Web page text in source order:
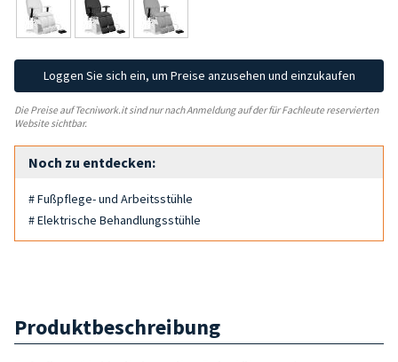
Loggen Sie sich ein, um Preise anzusehen und einzukaufen
Die Preise auf Tecniwork.it sind nur nach Anmeldung auf der für Fachleute reservierten
Website sichtbar.
Noch zu entdecken:
# Fußpflege- und Arbeitsstühle
# Elektrische Behandlungsstühle
Produktbeschreibung